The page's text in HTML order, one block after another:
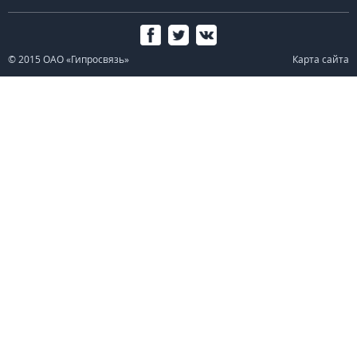
© 2015 ОАО «Гипросвязь» Карта сайта